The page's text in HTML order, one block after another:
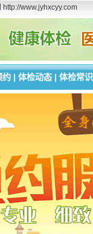
http://www.jyhxcyy.com
约 | 体检动态 | 体检常识